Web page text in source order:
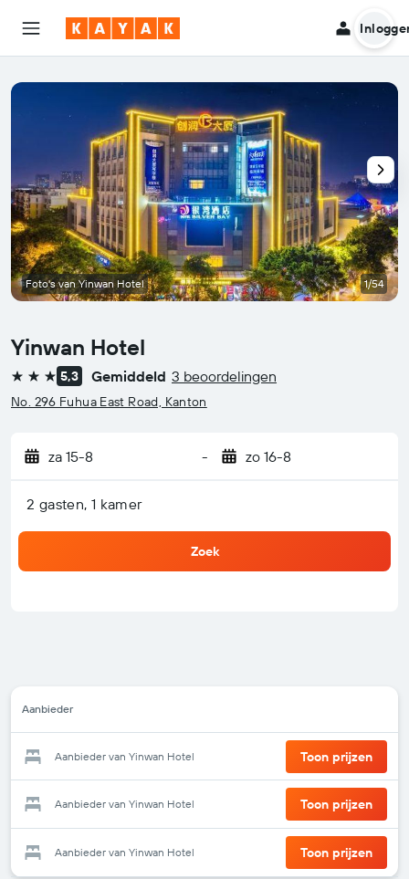
Yinwan Hotel
3 sterren5,3 Gemiddeld 3 beoordelingen
No. 296 Fuhua East Road, Kanton
za 15-8 - zo 16-8
2 gasten, 1 kamer
Zoek
Aanbieder
Aanbieder van Yinwan Hotel Toon prijzen
Aanbieder van Yinwan Hotel Toon prijzen
Aanbieder van Yinwan Hotel Toon prijzen
Foto's van Yinwan Hotel 1/54